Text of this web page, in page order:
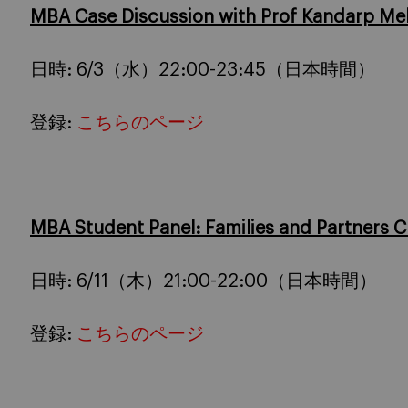
MBA Case Discussion with Prof Kandarp
日時: 6/3（水）22:00-23:45（日本時間）
登録: こちらのページ
MBA Student Panel: Families and Partners
日時: 6/11（木）21:00-22:00（日本時間）
登録: こちらのページ